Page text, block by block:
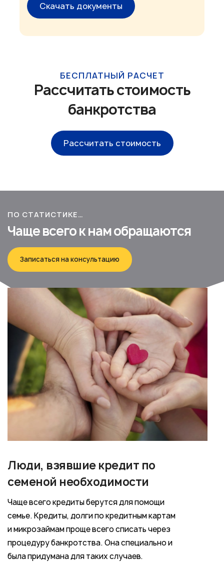
Скачать документы
БЕСПЛАТНЫЙ РАСЧЕТ
Рассчитать стоимость
банкротства
Рассчитать стоимость
ПО СТАТИСТИКЕ…
Чаще всего к нам обращаются
Записаться на консультацию
Люди, взявшие кредит по
семеной необходимости
Чаще всего кредиты берутся для помощи
семье. Кредиты, долги по кредитным картам
и микрозаймам проще всего списать через
процедуру банкротства. Она специально и
была придумана для таких случаев.